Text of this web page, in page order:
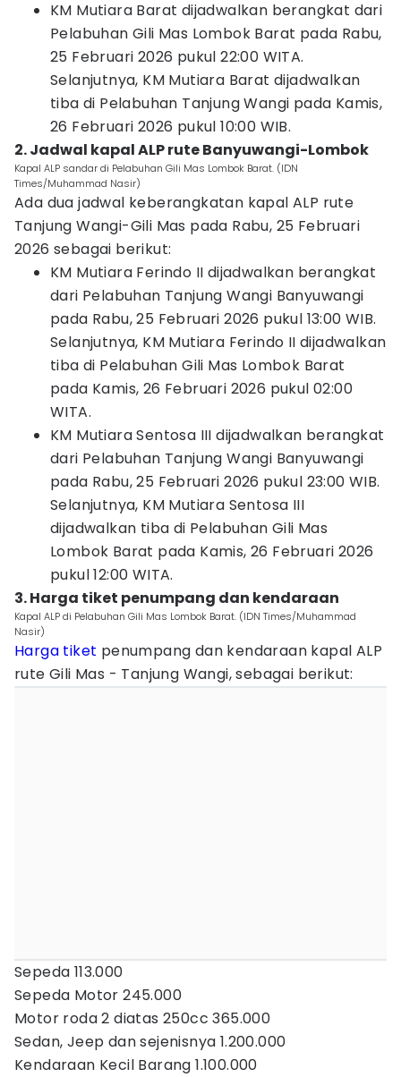
KM Mutiara Barat dijadwalkan berangkat dari
Pelabuhan Gili Mas Lombok Barat pada Rabu,
25 Februari 2026 pukul 22:00 WITA.
Selanjutnya, KM Mutiara Barat dijadwalkan
tiba di Pelabuhan Tanjung Wangi pada Kamis,
26 Februari 2026 pukul 10:00 WIB.
2. Jadwal kapal ALP rute Banyuwangi-Lombok
Kapal ALP sandar di Pelabuhan Gili Mas Lombok Barat. (IDN
Times/Muhammad Nasir)
Ada dua jadwal keberangkatan kapal ALP rute
Tanjung Wangi-Gili Mas pada Rabu, 25 Februari
2026 sebagai berikut:
KM Mutiara Ferindo II dijadwalkan berangkat
dari Pelabuhan Tanjung Wangi Banyuwangi
pada Rabu, 25 Februari 2026 pukul 13:00 WIB.
Selanjutnya, KM Mutiara Ferindo II dijadwalkan
tiba di Pelabuhan Gili Mas Lombok Barat
pada Kamis, 26 Februari 2026 pukul 02:00
WITA.
KM Mutiara Sentosa III dijadwalkan berangkat
dari Pelabuhan Tanjung Wangi Banyuwangi
pada Rabu, 25 Februari 2026 pukul 23:00 WIB.
Selanjutnya, KM Mutiara Sentosa III
dijadwalkan tiba di Pelabuhan Gili Mas
Lombok Barat pada Kamis, 26 Februari 2026
pukul 12:00 WITA.
3. Harga tiket penumpang dan kendaraan
Kapal ALP di Pelabuhan Gili Mas Lombok Barat. (IDN Times/Muhammad
Nasir)
Harga tiket penumpang dan kendaraan kapal ALP
rute Gili Mas - Tanjung Wangi, sebagai berikut:
Sepeda 113.000
Sepeda Motor 245.000
Motor roda 2 diatas 250cc 365.000
Sedan, Jeep dan sejenisnya 1.200.000
Kendaraan Kecil Barang 1.100.000